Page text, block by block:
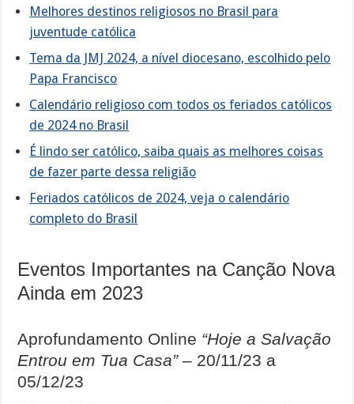
Melhores destinos religiosos no Brasil para
juventude católica
Tema da JMJ 2024, a nível diocesano, escolhido pelo
Papa Francisco
Calendário religioso com todos os feriados católicos
de 2024 no Brasil
É lindo ser católico, saiba quais as melhores coisas
de fazer parte dessa religião
Feriados católicos de 2024, veja o calendário
completo do Brasil
Eventos Importantes na Canção Nova
Ainda em 2023
Aprofundamento Online “Hoje a Salvação
Entrou em Tua Casa”– 20/11/23 a
05/12/23